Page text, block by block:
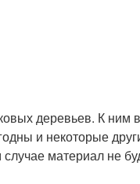
деревьев. К ним
и некоторые
материал не